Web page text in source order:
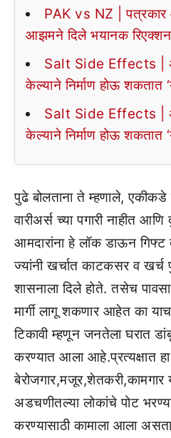
PAK vs NZ | पत्रकार
आझमने दिले भयानक
Salt Side Effects |
केल्याने निर्माण होऊ शकतात
Salt Side Effects |
केल्याने निर्माण होऊ शकतात
पुढे बोलताना ते म्हणाले, एकीकडे
वारीअर्स च्या पगारी नाहीत
आमदारांना हे लॉक डाऊन गिफ्ट
ज्यांनी खर्चात काटकसर व खर्च
शासनाला दिले होते. तसेच
मार्गी लागू शकणार आहेत का
टिकावी म्हणून जनतेला घरात
करण्यात आला आहे.प्रत्यक्षात
बेरोजगार,मजूर,शेतकरी,कामगार
अडचणीतल्या लोकांचे पोट
करण्यासाठी कामाला आला